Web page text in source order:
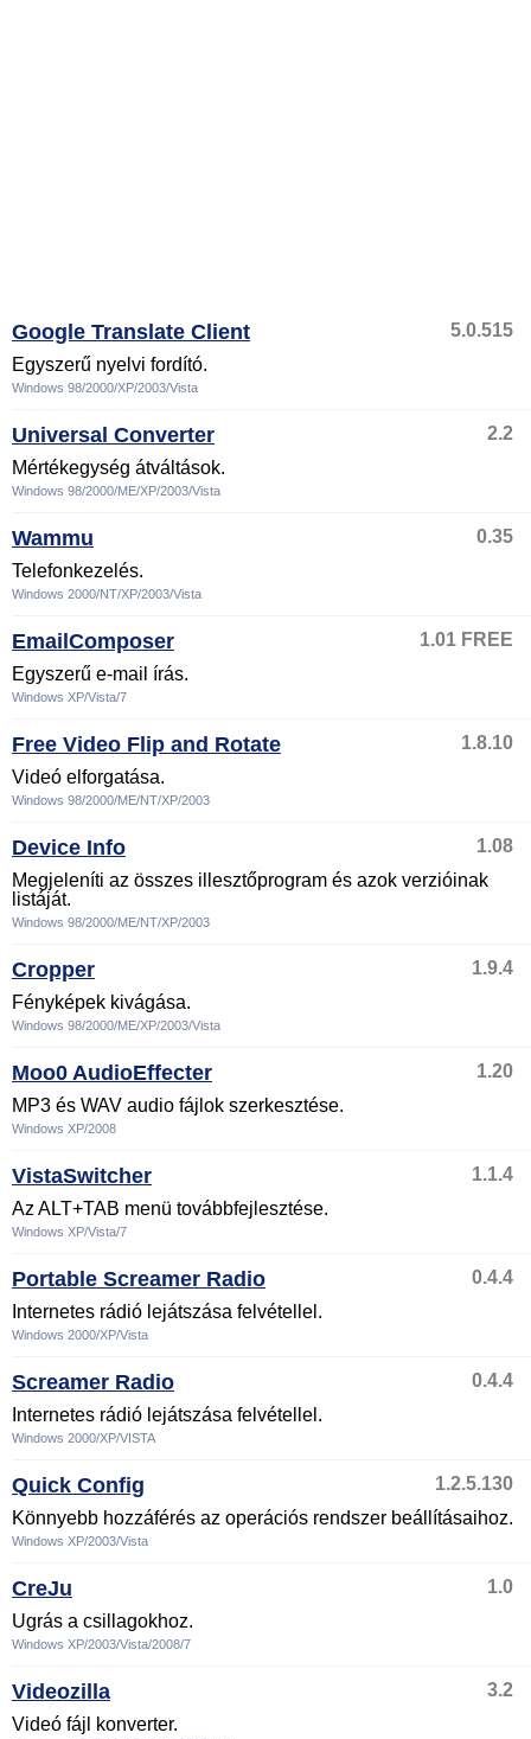
Google Translate Client
5.0.515
Egyszerű nyelvi fordító.
Windows 98/2000/XP/2003/Vista
Universal Converter
2.2
Mértékegység átváltások.
Windows 98/2000/ME/XP/2003/Vista
Wammu
0.35
Telefonkezelés.
Windows 2000/NT/XP/2003/Vista
EmailComposer
1.01 FREE
Egyszerű e-mail írás.
Windows XP/Vista/7
Free Video Flip and Rotate
1.8.10
Videó elforgatása.
Windows 98/2000/ME/NT/XP/2003
Device Info
1.08
Megjeleníti az összes illesztőprogram és azok verzióinak
listáját.
Windows 98/2000/ME/NT/XP/2003
Cropper
1.9.4
Fényképek kivágása.
Windows 98/2000/ME/XP/2003/Vista
Moo0 AudioEffecter
1.20
MP3 és WAV audio fájlok szerkesztése.
Windows XP/2008
VistaSwitcher
1.1.4
Az ALT+TAB menü továbbfejlesztése.
Windows XP/Vista/7
Portable Screamer Radio
0.4.4
Internetes rádió lejátszása felvétellel.
Windows 2000/XP/Vista
Screamer Radio
0.4.4
Internetes rádió lejátszása felvétellel.
Windows 2000/XP/VISTA
Quick Config
1.2.5.130
Könnyebb hozzáférés az operációs rendszer beállításaihoz.
Windows XP/2003/Vista
CreJu
1.0
Ugrás a csillagokhoz.
Windows XP/2003/Vista/2008/7
Videozilla
3.2
Videó fájl konverter.